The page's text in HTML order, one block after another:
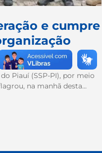
e cumpre
Piauí (SSP-PI), por meio
na manhã desta...